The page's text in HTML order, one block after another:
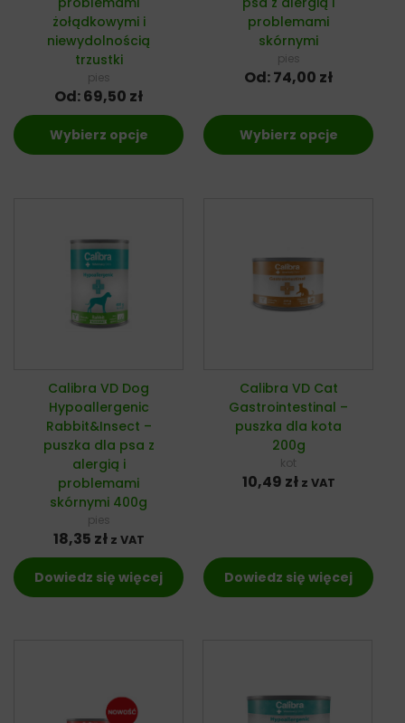
żołądkowymi i
niewydolnością
trzustki
pies
Od:69,50 zł
Wybierz opcje
problemami
skórnymi
pies
Od:74,00 zł
Wybierz opcje
Calibra VD Dog
Hypoallergenic
Rabbit&Insect –
puszka dla psa z
alergią i
problemami
skórnymi 400g
pies
18,35 zł z VAT
Dowiedz się więcej
Calibra VD Cat
Gastrointestinal –
puszka dla kota
200g
kot
10,49 zł z VAT
Dowiedz się więcej